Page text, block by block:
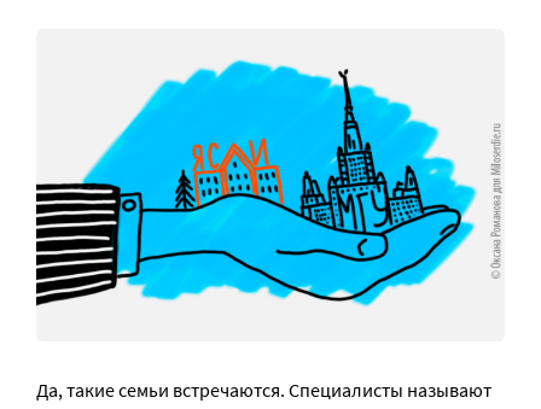
Да, такие семьи встречаются. Специалисты называют